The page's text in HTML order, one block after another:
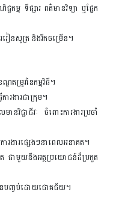
ម្ម ទីផ្សារ ពត៌មានវិទ្យា ឬផ្នែក
ាររៀនសូត្រ និងរីកចម្រើន។
ឌតម្រូវនៃកម្មវិធី។
ារងារជាក្រុម។
វិជ្ជាជីវៈ ចំពោះការងារប្រចាំ
រងារផ្សេងៗនាពេលអនាគត។
ជាមួយនឹងអត្ថប្រយោជន៍ដ៏ប្រកួត
បានបញ្ចប់ដោយជោគជ័យ។